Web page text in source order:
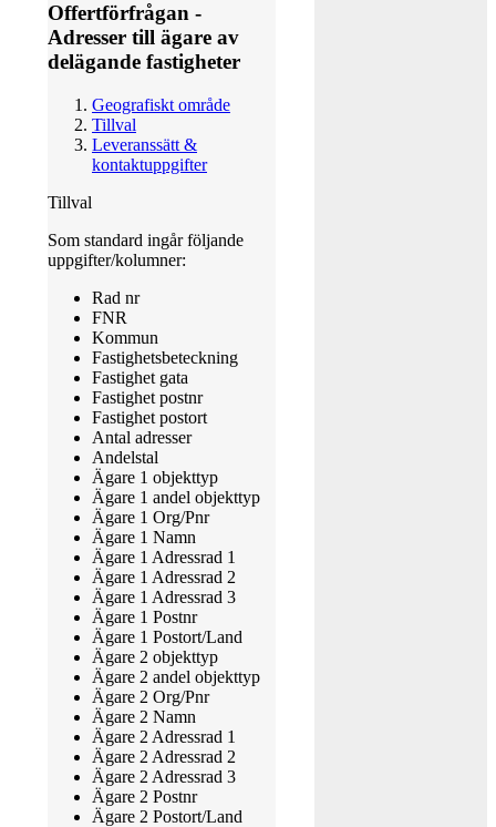
Offertförfrågan -
Adresser till ägare av
delägande fastigheter
Geografiskt område
Tillval
Leveranssätt &
kontaktuppgifter
Tillval
Som standard ingår följande
uppgifter/kolumner:
Rad nr
FNR
Kommun
Fastighetsbeteckning
Fastighet gata
Fastighet postnr
Fastighet postort
Antal adresser
Andelstal
Ägare 1 objekttyp
Ägare 1 andel objekttyp
Ägare 1 Org/Pnr
Ägare 1 Namn
Ägare 1 Adressrad 1
Ägare 1 Adressrad 2
Ägare 1 Adressrad 3
Ägare 1 Postnr
Ägare 1 Postort/Land
Ägare 2 objekttyp
Ägare 2 andel objekttyp
Ägare 2 Org/Pnr
Ägare 2 Namn
Ägare 2 Adressrad 1
Ägare 2 Adressrad 2
Ägare 2 Adressrad 3
Ägare 2 Postnr
Ägare 2 Postort/Land